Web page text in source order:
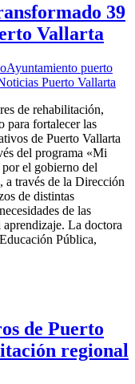
39
Vallarta
Ayuntamiento puerto
Puerto Vallarta
de rehabilitación,
para fortalecer las
de Puerto Vallarta
del programa «Mi
por el gobierno del
través de la Dirección
de distintas
de las
aprendizaje. La doctora
Pública,
de Puerto
regional